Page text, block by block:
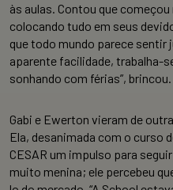
às aulas. Contou que
colocando tudo em seus
que todo mundo parece sentir
aparente facilidade, trabalha-
sonhando com férias”, brincou.
Gabi e Ewerton vieram de
Ela, desanimada com o curso
CESAR um impulso para
muito menina; ele percebeu